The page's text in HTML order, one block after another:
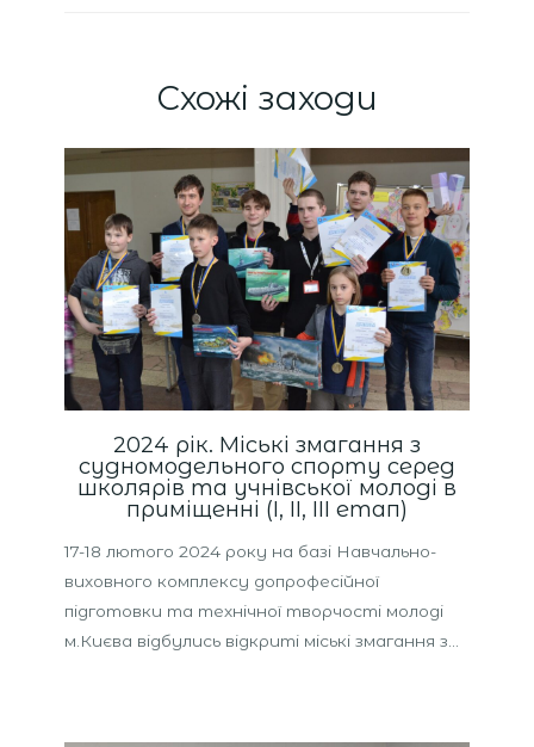
Схожі заходи
2024 рік. Міські змагання з
судномодельного спорту серед
школярів та учнівської молоді в
приміщенні (І, ІІ, ІІІ етап)
17-18 лютого 2024 року на базі Навчально-
виховного комплексу допрофесійної
підготовки та технічної творчості молоді
м.Києва відбулись відкриті міські змагання з…